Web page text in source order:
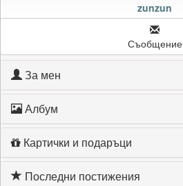
zunzun
Съобщение
За мен
Албум
Картички и подаръци
Последни постижения